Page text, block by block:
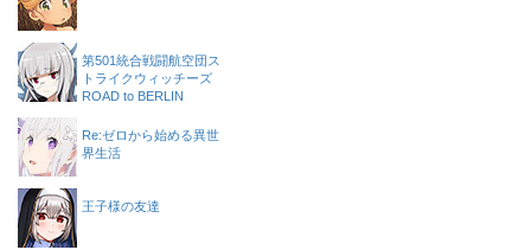
第501統合戦闘航空団ス
トライクウィッチーズ
ROAD to BERLIN
Re:ゼロから始める異世
界生活
王子様の友達